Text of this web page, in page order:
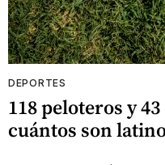
DEPORTES
118 peloteros y
cuántos son